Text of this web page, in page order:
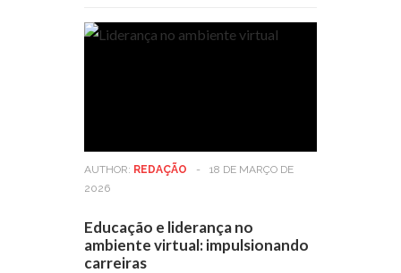
AUTHOR: REDAÇÃO -
18 DE MARÇO DE
2026
Educação e liderança no
ambiente virtual: impulsionando
carreiras